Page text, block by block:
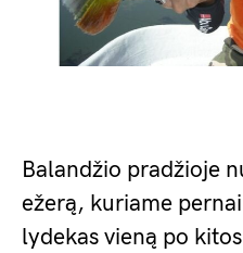
Balandžio pradžioje
ežerą, kuriame
lydekas vieną po